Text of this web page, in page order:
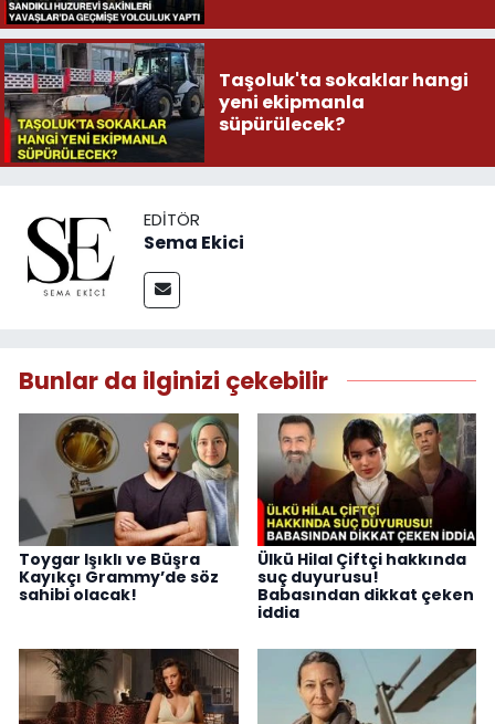
Taşoluk'ta sokaklar hangi
yeni ekipmanla
süpürülecek?
EDITÖR
Sema Ekici
Bunlar da ilginizi çekebilir
Toygar Işıklı ve Büşra
Kayıkçı Grammy’de söz
sahibi olacak!
Ülkü Hilal Çiftçi hakkında
suç duyurusu!
Babasından dikkat çeken
iddia